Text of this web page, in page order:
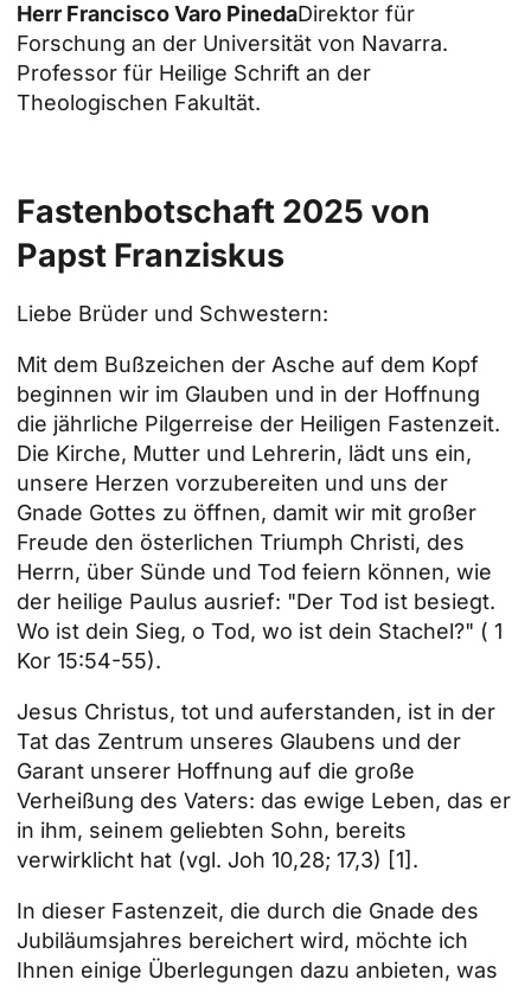
Herr Francisco Varo PinedaDirektor für
Forschung an der Universität von Navarra.
Professor für Heilige Schrift an der
Theologischen Fakultät.
Fastenbotschaft 2025 von
Papst Franziskus
Liebe Brüder und Schwestern:
Mit dem Bußzeichen der Asche auf dem Kopf
beginnen wir im Glauben und in der Hoffnung
die jährliche Pilgerreise der Heiligen Fastenzeit.
Die Kirche, Mutter und Lehrerin, lädt uns ein,
unsere Herzen vorzubereiten und uns der
Gnade Gottes zu öffnen, damit wir mit großer
Freude den österlichen Triumph Christi, des
Herrn, über Sünde und Tod feiern können, wie
der heilige Paulus ausrief: "Der Tod ist besiegt.
Wo ist dein Sieg, o Tod, wo ist dein Stachel?" ( 1
Kor 15:54-55).
Jesus Christus, tot und auferstanden, ist in der
Tat das Zentrum unseres Glaubens und der
Garant unserer Hoffnung auf die große
Verheißung des Vaters: das ewige Leben, das er
in ihm, seinem geliebten Sohn, bereits
verwirklicht hat (vgl. Joh 10,28; 17,3) [1].
In dieser Fastenzeit, die durch die Gnade des
Jubiläumsjahres bereichert wird, möchte ich
Ihnen einige Überlegungen dazu anbieten, was